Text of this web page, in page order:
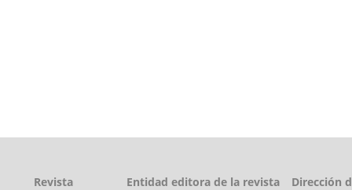
Revista Entidad editora de la revista Dirección